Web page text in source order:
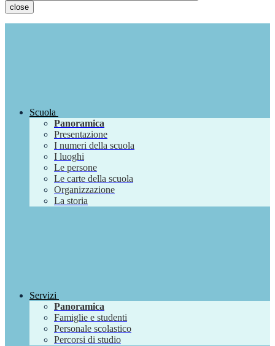
close
Scuola
Panoramica
Presentazione
I numeri della scuola
I luoghi
Le persone
Le carte della scuola
Organizzazione
La storia
Servizi
Panoramica
Famiglie e studenti
Personale scolastico
Percorsi di studio